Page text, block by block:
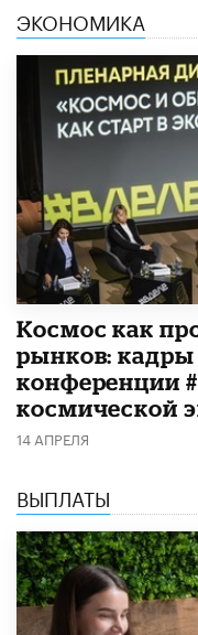
ЭКОНОМИКА
Космос как
рынков: кадры
конференции
космической
14 АПРЕЛЯ
ВЫПЛАТЫ